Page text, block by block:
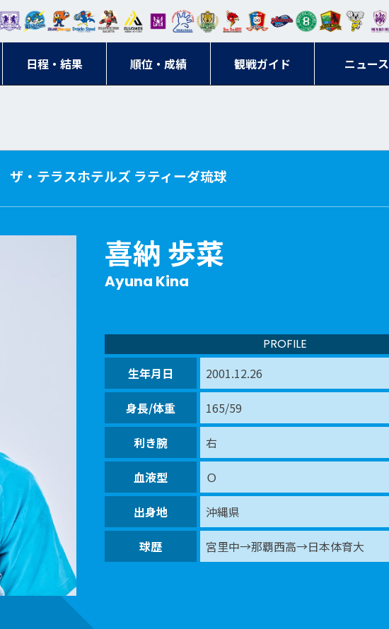
日程・結果 順位・成績 観戦ガイド ニュース
BM
ドリ
ーム
ス
寺ブ
ルー
サン
ーフ
ァル
コン
ニッ キン
ス大
阪
エゾハン
ンウ
ルヴ
ス福
ルネ コラ
ンマ
ーレ
ービ
ー石
ック 名古
ザ・テラスホテルズ ラティーダ琉球
喜納 歩菜
Ayuna Kina
生年月日 2001.12.26
身長/体重 165/59
利き腕 右
血液型 Ｏ
出身地 沖縄県
球歴 宮里中→那覇西高→日本体育大
PROFILE